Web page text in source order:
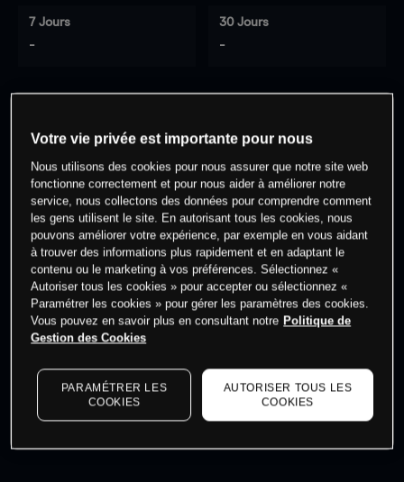
7 Jours
-
30 Jours
-
cet actif
Commencez à trader
Les prix sont indicatifs.Connectez-vous pour voir les
dernières données du marché.
Votre vie privée est importante pour nous
Nous utilisons des cookies pour nous assurer que notre site web
fonctionne correctement et pour nous aider à améliorer notre
service, nous collectons des données pour comprendre comment
les gens utilisent le site. En autorisant tous les cookies, nous
pouvons améliorer votre expérience, par exemple en vous aidant
à trouver des informations plus rapidement et en adaptant le
contenu ou le marketing à vos préférences. Sélectionnez «
Autoriser tous les cookies » pour accepter ou sélectionnez «
Paramétrer les cookies » pour gérer les paramètres des cookies.
Vous pouvez en savoir plus en consultant notre Politique de
Gestion des Cookies
PARAMÉTRER LES
COOKIES
AUTORISER TOUS LES
COOKIES